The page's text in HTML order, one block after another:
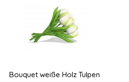
Bouquet weiße Holz Tulpen